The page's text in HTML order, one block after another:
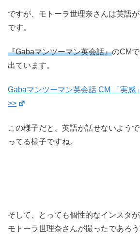
ですが、モトーラ世理奈さんは英語
です。
『Gabaマンツーマン英会話』のCM
出ています。
Gabaマンツーマン英会話 CM 「実感
>>
この様子だと、英語が話せないよう
ってる様子ですね。
そして、とっても個性的なインスタが
モトーラ世理奈さんが撮ったであろ